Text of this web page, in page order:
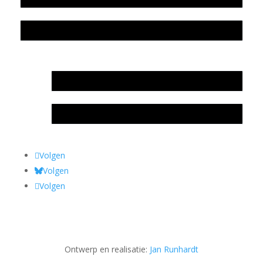
Volgen
Volgen
Volgen
Ontwerp en realisatie: Jan Runhardt